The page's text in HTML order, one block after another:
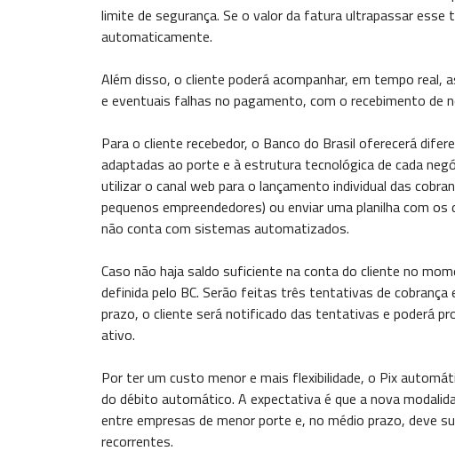
limite de segurança. Se o valor da fatura ultrapassar
automaticamente.
Além disso, o cliente poderá acompanhar, em tempo
e eventuais falhas no pagamento, com o recebimento de
Para o cliente recebedor, o Banco do Brasil oferecerá
adaptadas ao porte e à estrutura tecnológica de cada
utilizar o canal web para o lançamento individual das
pequenos empreendedores) ou enviar uma planilha com
não conta com sistemas automatizados.
Caso não haja saldo suficiente na conta do cliente no
definida pelo BC. Serão feitas três tentativas de
prazo, o cliente será notificado das tentativas e poderá
ativo.
Por ter um custo menor e mais flexibilidade, o Pix
do débito automático. A expectativa é que a nova
entre empresas de menor porte e, no médio prazo, deve
recorrentes.